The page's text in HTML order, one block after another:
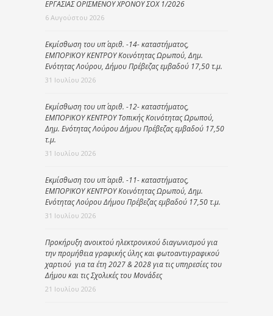
ΕΡΓΑΣΙΑΣ ΟΡΙΣΜΕΝΟΥ ΧΡΟΝΟΥ ΣΟΧ 1/2026
6 Αυγούστου 2026
Εκμίσθωση του υπ΄ αριθ. -14- καταστήματος,
ΕΜΠΟΡΙΚΟΥ ΚΕΝΤΡΟΥ Κοινότητας Ωρωπού, Δημ.
Ενότητας Λούρου, Δήμου Πρέβεζας εμβαδού 17,50 τ.μ.
31 Ιουλίου 2026
Εκμίσθωση του υπ΄ αριθ. -12- καταστήματος,
ΕΜΠΟΡΙΚΟΥ ΚΕΝΤΡΟΥ Τοπικής Κοινότητας Ωρωπού,
Δημ. Ενότητας Λούρου Δήμου Πρέβεζας εμβαδού 17,50
τ.μ.
31 Ιουλίου 2026
Εκμίσθωση του υπ΄ αριθ. -11- καταστήματος,
ΕΜΠΟΡΙΚΟΥ ΚΕΝΤΡΟΥ Κοινότητας Ωρωπού, Δημ.
Ενότητας Λούρου Δήμου Πρέβεζας εμβαδού 17,50 τ.μ.
31 Ιουλίου 2026
Προκήρυξη ανοικτού ηλεκτρονικού διαγωνισμού για
την προμήθεια γραφικής ύλης και φωτοαντιγραφικού
χαρτιού για τα έτη 2027 & 2028 για τις υπηρεσίες του
Δήμου και τις Σχολικές του Μονάδες
21 Ιουλίου 2026